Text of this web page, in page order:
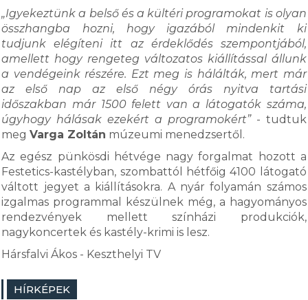
„Igyekeztünk a belső és a kültéri programokat is olyan
összhangba hozni, hogy igazából mindenkit ki
tudjunk elégíteni itt az érdeklődés szempontjából,
amellett hogy rengeteg változatos kiállítással állunk
a vendégeink részére. Ezt meg is hálálták, mert már
az első nap az első négy órás nyitva tartási
időszakban már 1500 felett van a látogatók száma,
úgyhogy hálásak ezekért a programokért”- tudtuk
megVarga Zoltán múzeumi menedzsertől.
Az egész pünkösdi hétvége nagy forgalmat hozott a
Festetics-kastélyban, szombattól hétfőig 4100 látogató
váltott jegyet a kiállításokra. A nyár folyamán számos
izgalmas programmal készülnek még, a hagyományos
rendezvények mellett színházi produkciók,
nagykoncertek és kastély-krimi is lesz.
Hársfalvi Ákos - Keszthelyi TV
HÍRKÉPEK